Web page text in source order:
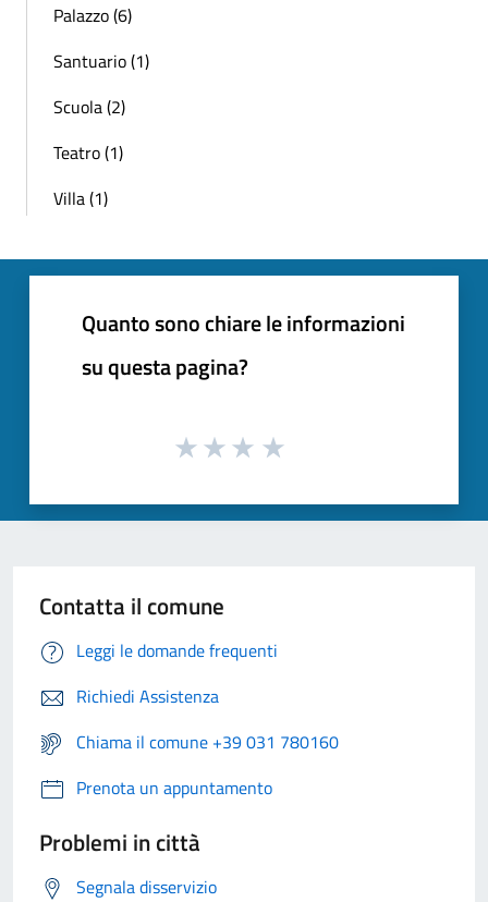
Palazzo (6)
Santuario (1)
Scuola (2)
Teatro (1)
Villa (1)
Quanto sono chiare le informazioni
su questa pagina?
Contatta il comune
Leggi le domande frequenti
Richiedi Assistenza
Chiama il comune +39 031 780160
Prenota un appuntamento
Problemi in città
Segnala disservizio